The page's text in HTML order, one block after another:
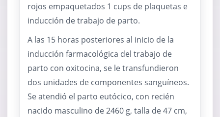
rojos empaquetados 1 cups de plaquetas e
inducción de trabajo de parto.
A las 15 horas posteriores al inicio de la
inducción farmacológica del trabajo de
parto con oxitocina, se le transfundieron
dos unidades de componentes sanguíneos.
Se atendió el parto eutócico, con recién
nacido masculino de 2460 g, talla de 47 cm,